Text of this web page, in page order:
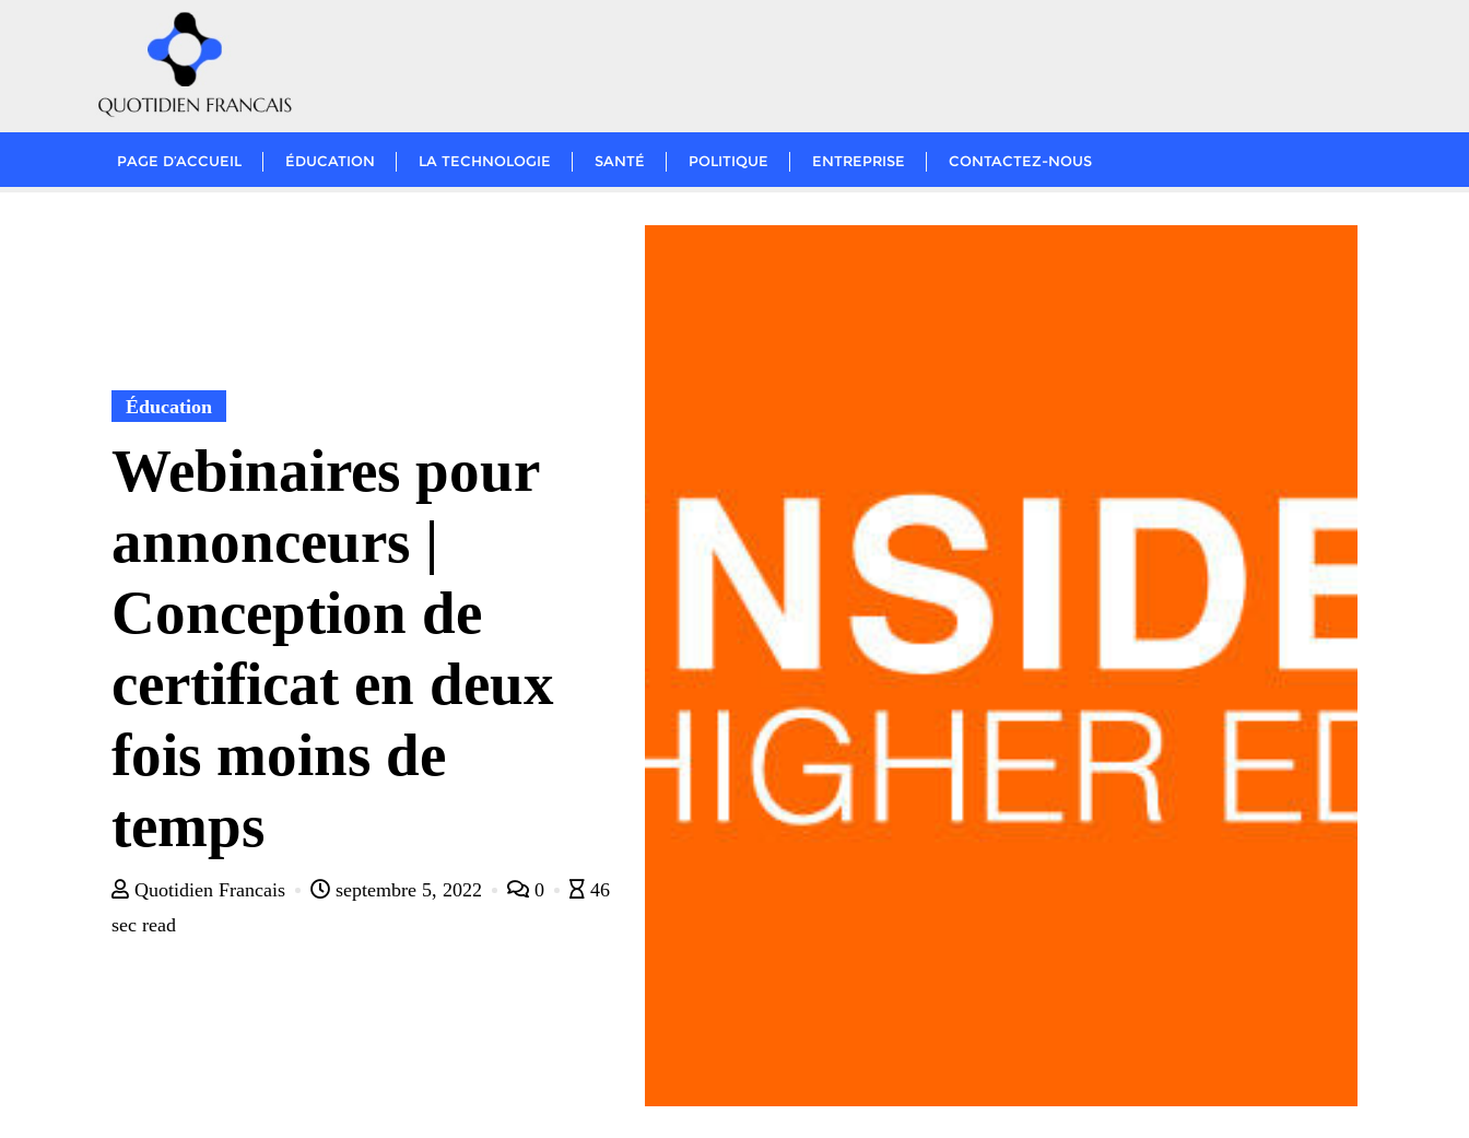
PAGE D’ACCUEIL ÉDUCATION LA TECHNOLOGIE SANTÉ POLITIQUE ENTREPRISE CONTACTEZ-NOUS
Éducation
Webinaires pour
annonceurs |
Conception de
certificat en deux
fois moins de
temps
Quotidien Francais septembre 5, 2022 0
46
sec read